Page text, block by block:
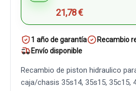
21,78 €
1 año de garantía
Recambio
Envío disponible
Recambio de piston hidraulico
caja/chasis 35s14, 35s15, 35c15,